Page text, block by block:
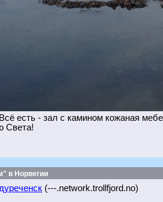
есть - зал с камином кожаная
Света!
в Норвегии
(---.network.trollfjord.no)